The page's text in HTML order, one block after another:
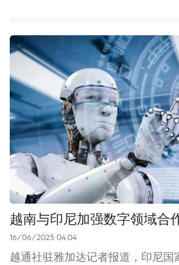
越南与印尼加强数字领域合
16/06/2025 04:04
越通社驻雅加达记者报道，印尼国